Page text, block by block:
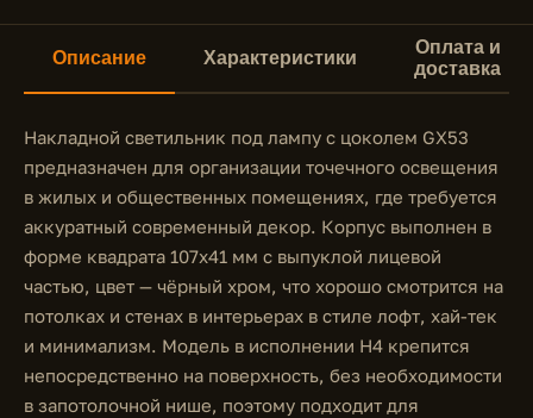
Описание Характеристики
Оплата и
доставка
Накладной светильник под лампу с цоколем GX53
предназначен для организации точечного освещения
в жилых и общественных помещениях, где требуется
аккуратный современный декор. Корпус выполнен в
форме квадрата 107x41 мм с выпуклой лицевой
частью, цвет — чёрный хром, что хорошо смотрится на
потолках и стенах в интерьерах в стиле лофт, хай-тек
и минимализм. Модель в исполнении H4 крепится
непосредственно на поверхность, без необходимости
в запотолочной нише, поэтому подходит для